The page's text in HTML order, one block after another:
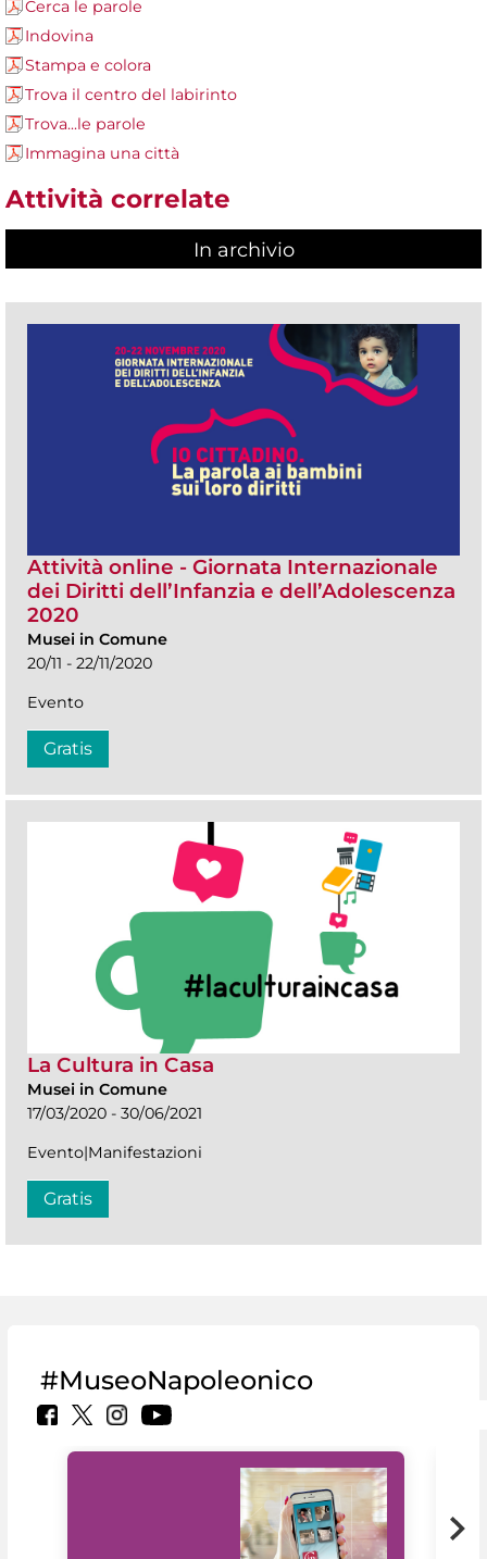
Cerca le parole
Indovina
Stampa e colora
Trova il centro del labirinto
Trova...le parole
Immagina una città
Attività correlate
In archivio
Attività online - Giornata Internazionale
dei Diritti dell’Infanzia e dell’Adolescenza
2020
Musei in Comune
20/11 - 22/11/2020
Evento
Gratis
La Cultura in Casa
Musei in Comune
17/03/2020 - 30/06/2021
Evento|Manifestazioni
Gratis
#MuseoNapoleonico